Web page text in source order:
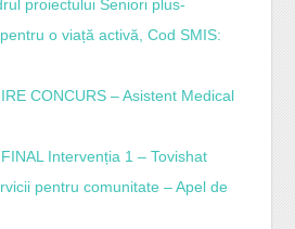
proiectului Seniori plus-
o viață activă, Cod SMIS:
CONCURS – Asistent Medical
Intervenția 1 – Tovishat
pentru comunitate – Apel de